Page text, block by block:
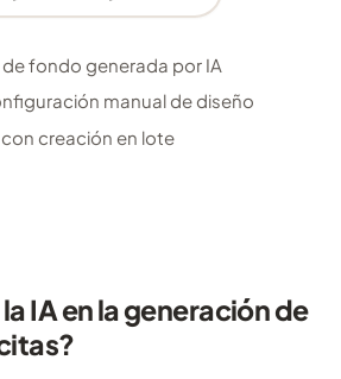
fondo generada por IA
manual de diseño
creación en lote
IA en la generación de